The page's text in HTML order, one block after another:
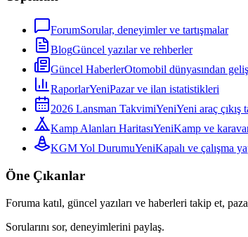
ForumSorular, deneyimler ve tartışmalar
BlogGüncel yazılar ve rehberler
Güncel HaberlerOtomobil dünyasından
RaporlarYeniPazar ve ilan istatistikleri
2026 Lansman TakvimiYeniYeni araç çıkış
Kamp Alanları HaritasıYeniKamp ve
KGM Yol DurumuYeniKapalı ve çalışma
Öne Çıkanlar
Foruma katıl, güncel yazıları ve haberleri takip et,
Sorularını sor, deneyimlerini paylaş.